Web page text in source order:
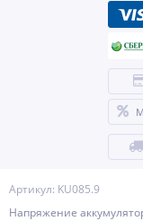
Артикул: KU085.9
Напряжение